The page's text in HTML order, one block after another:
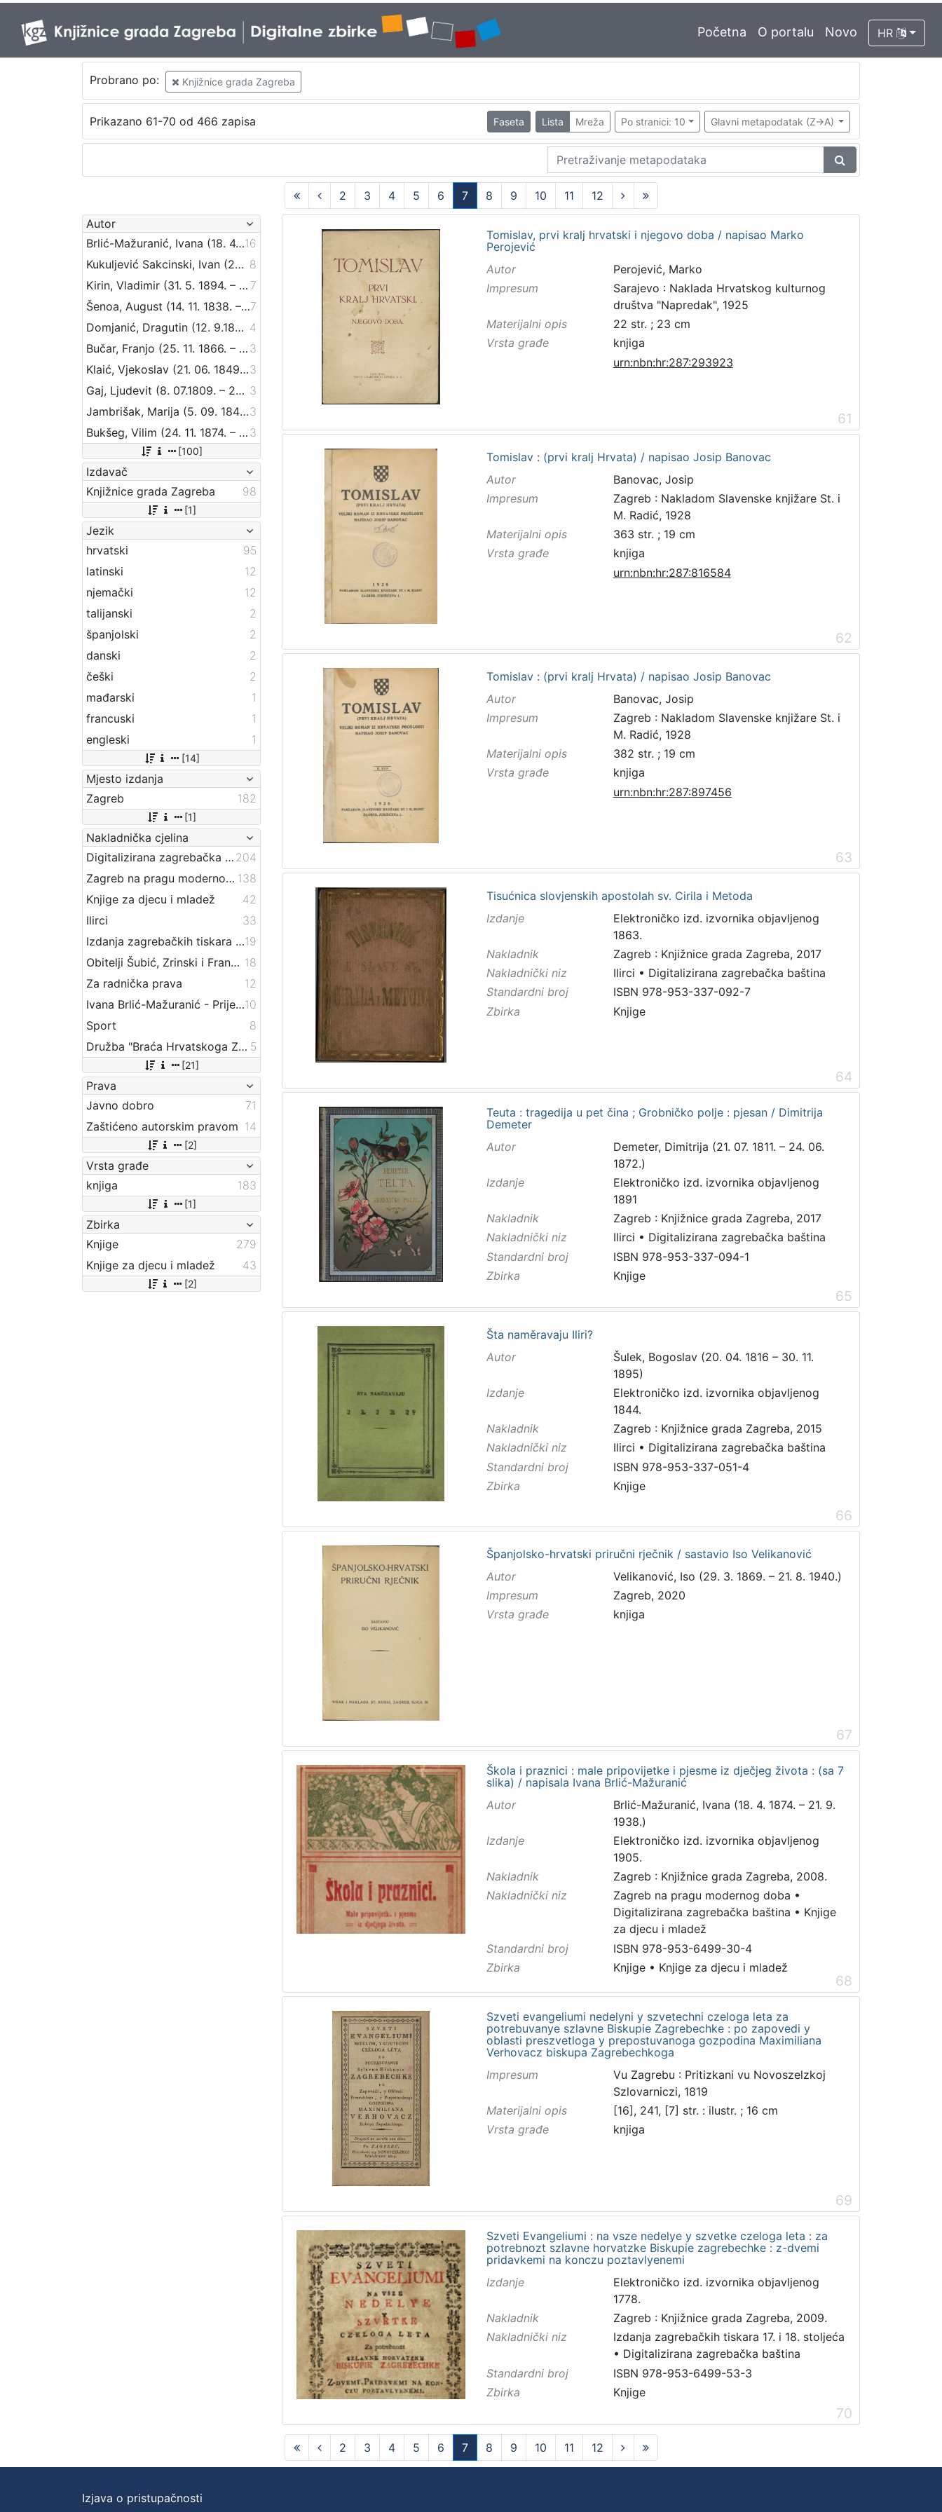
Početna O portalu Novo HR
Probrano po: Knjižnice grada Zagreba
Prikazano 61-70 od 466 zapisa Faseta Lista Mreža Po stranici: 10 Glavni metapodatak (Z->A)
2 3 4 5 6
7
(current)
8 9 10 11
12
Autor
Brlić-Mažuranić, Ivana (18. 4. 1874. – 21. 9. 1938.)16
Kukuljević Sakcinski, Ivan (29. 5. 1816. – 1. 8. 1889.) 8
Kirin, Vladimir (31. 5. 1894. – 5. 10. 1963.) 7
Šenoa, August (14. 11. 1838. – 13. 12. 1881.)7
Domjanić, Dragutin (12. 9.1875. – 07. 6.1933.) 4
Bučar, Franjo (25. 11. 1866. – 26. 12. 1946.) 3
Klaić, Vjekoslav (21. 06. 1849. – 01. 07. 1928.)3
Gaj, Ljudevit (8. 07.1809. – 20. 04.1872.) 3
Jambrišak, Marija (5. 09. 1847 – 23. 01. 1937)3
Bukšeg, Vilim (24. 11. 1874. – 1. 03. 1924.) 3
[100]
Izdavač
Knjižnice grada Zagreba
98
[1]
Jezik
hrvatski
95
latinski
12
njemački
12
talijanski
2
španjolski
2
danski
2
češki
2
mađarski
1
francuski
1
engleski
1
[14]
Mjesto izdanja
Zagreb
182
[1]
Nakladnička cjelina
Digitalizirana zagrebačka baština 204
Zagreb na pragu modernog doba 138
Knjige za djecu i mladež
42
Ilirci
33
Izdanja zagrebačkih tiskara 17. i 18. stoljeća19
Obitelji Šubić, Zrinski i Frankopan 18
Za radnička prava
12
Ivana Brlić-Mažuranić - Prijevodi10
Sport
8
Družba "Braća Hrvatskoga Zmaja" 5
[21]
Prava
Javno dobro
71
Zaštićeno autorskim pravom 14
[2]
Vrsta građe
knjiga
183
[1]
Zbirka
Knjige
279
Knjige za djecu i mladež
43
[2]
Tomislav, prvi kralj hrvatski i njegovo doba / napisao Marko
Perojević
Autor
Perojević, Marko
Impresum
Sarajevo : Naklada Hrvatskog kulturnog
društva "Napredak", 1925
Materijalni opis
22 str. ; 23 cm
Vrsta građe
knjiga
urn:nbn:hr:287:293923
61
Tomislav : (prvi kralj Hrvata) / napisao Josip Banovac
Autor
Banovac, Josip
Impresum
Zagreb : Nakladom Slavenske knjižare St. i
M. Radić, 1928
Materijalni opis
363 str. ; 19 cm
Vrsta građe
knjiga
urn:nbn:hr:287:816584
62
Tomislav : (prvi kralj Hrvata) / napisao Josip Banovac
Autor
Banovac, Josip
Impresum
Zagreb : Nakladom Slavenske knjižare St. i
M. Radić, 1928
Materijalni opis
382 str. ; 19 cm
Vrsta građe
knjiga
urn:nbn:hr:287:897456
63
Tisućnica slovjenskih apostolah sv. Cirila i Metoda
Izdanje
Elektroničko izd. izvornika objavljenog
1863.
Nakladnik
Zagreb : Knjižnice grada Zagreba, 2017
Nakladnički niz
Ilirci • Digitalizirana zagrebačka baština
Standardni broj
ISBN 978-953-337-092-7
Zbirka
Knjige
64
Teuta : tragedija u pet čina ; Grobničko polje : pjesan / Dimitrija
Demeter
Autor
Demeter, Dimitrija (21. 07. 1811. – 24. 06.
1872.)
Izdanje
Elektroničko izd. izvornika objavljenog
1891
Nakladnik
Zagreb : Knjižnice grada Zagreba, 2017
Nakladnički niz
Ilirci • Digitalizirana zagrebačka baština
Standardni broj
ISBN 978-953-337-094-1
Zbirka
Knjige
65
Šta naměravaju Iliri?
Autor
Šulek, Bogoslav (20. 04. 1816 – 30. 11.
1895)
Izdanje
Elektroničko izd. izvornika objavljenog
1844.
Nakladnik
Zagreb : Knjižnice grada Zagreba, 2015
Nakladnički niz
Ilirci • Digitalizirana zagrebačka baština
Standardni broj
ISBN 978-953-337-051-4
Zbirka
Knjige
66
Španjolsko-hrvatski priručni rječnik / sastavio Iso Velikanović
Autor
Velikanović, Iso (29. 3. 1869. – 21. 8. 1940.)
Impresum
Zagreb, 2020
Vrsta građe
knjiga
67
Škola i praznici : male pripovijetke i pjesme iz dječjeg života : (sa 7
slika) / napisala Ivana Brlić-Mažuranić
Autor
Brlić-Mažuranić, Ivana (18. 4. 1874. – 21. 9.
1938.)
Izdanje
Elektroničko izd. izvornika objavljenog
1905.
Nakladnik
Zagreb : Knjižnice grada Zagreba, 2008.
Nakladnički niz
Zagreb na pragu modernog doba •
Digitalizirana zagrebačka baština • Knjige
za djecu i mladež
Standardni broj
ISBN 978-953-6499-30-4
Zbirka
Knjige• Knjige za djecu i mladež
68
Szveti evangeliumi nedelyni y szvetechni czeloga leta za
potrebuvanye szlavne Biskupie Zagrebechke : po zapovedi y
oblasti preszvetloga y prepostuvanoga gozpodina Maximiliana
Verhovacz biskupa Zagrebechkoga
Impresum
Vu Zagrebu : Pritizkani vu Novoszelzkoj
Szlovarniczi, 1819
Materijalni opis
[16], 241, [7] str. : ilustr. ; 16 cm
Vrsta građe
knjiga
69
Szveti Evangeliumi : na vsze nedelye y szvetke czeloga leta : za
potrebnozt szlavne horvatzke Biskupie zagrebechke : z-dvemi
pridavkemi na konczu poztavlyenemi
Izdanje
Elektroničko izd. izvornika objavljenog
1778.
Nakladnik
Zagreb : Knjižnice grada Zagreba, 2009.
Nakladnički niz
Izdanja zagrebačkih tiskara 17. i 18. stoljeća
• Digitalizirana zagrebačka baština
Standardni broj
ISBN 978-953-6499-53-3
Zbirka
Knjige
70
2 3 4 5 6
7
(current)
8 9 10 11 12
Izjava o pristupačnosti